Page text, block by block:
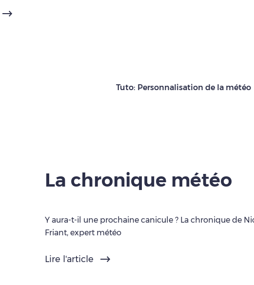
Tuto: Personnalisation de la météo
La chronique météo
Y aura-t-il une prochaine canicule ? La chronique de
Friant, expert météo
Lire l'article